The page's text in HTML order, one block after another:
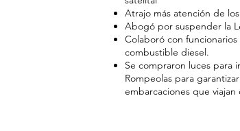
Atrajo más atención de
Abogó por suspender la
Colaboró con
combustible diesel.
Se compraron luces para
Rompeolas para
embarcaciones que viajan